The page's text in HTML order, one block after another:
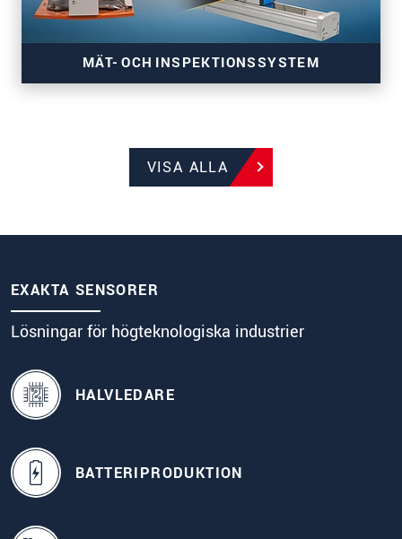
MÄT- OCH INSPEKTIONSSYSTEM
System för produktionsövervakning av
VISA ALLA
EXAKTA SENSORER
Lösningar för högteknologiska industrier
HALVLEDARE
BATTERIPRODUKTION